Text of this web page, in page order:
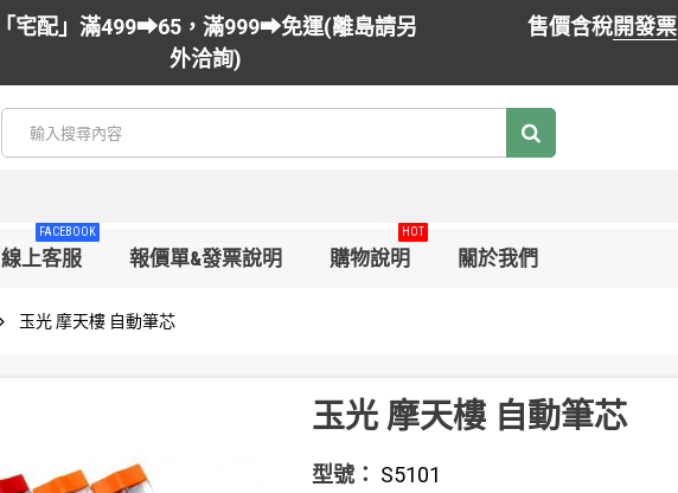
「宅配」滿499➡65，滿999➡免運(離島請另
外洽詢)
售價含稅開發票
線上客服
FACEBOOK
報價單&發票說明 購物說明
HOT
關於我們
玉光 摩天樓 自動筆芯
玉光 摩天樓 自動筆芯
型號： S5101